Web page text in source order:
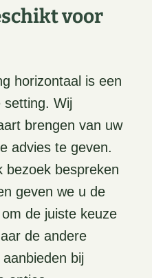
voor
horizontaal is een
setting. Wij
brengen van uw
advies te geven.
bezoek bespreken
geven we u de
de juiste keuze
de andere
bij